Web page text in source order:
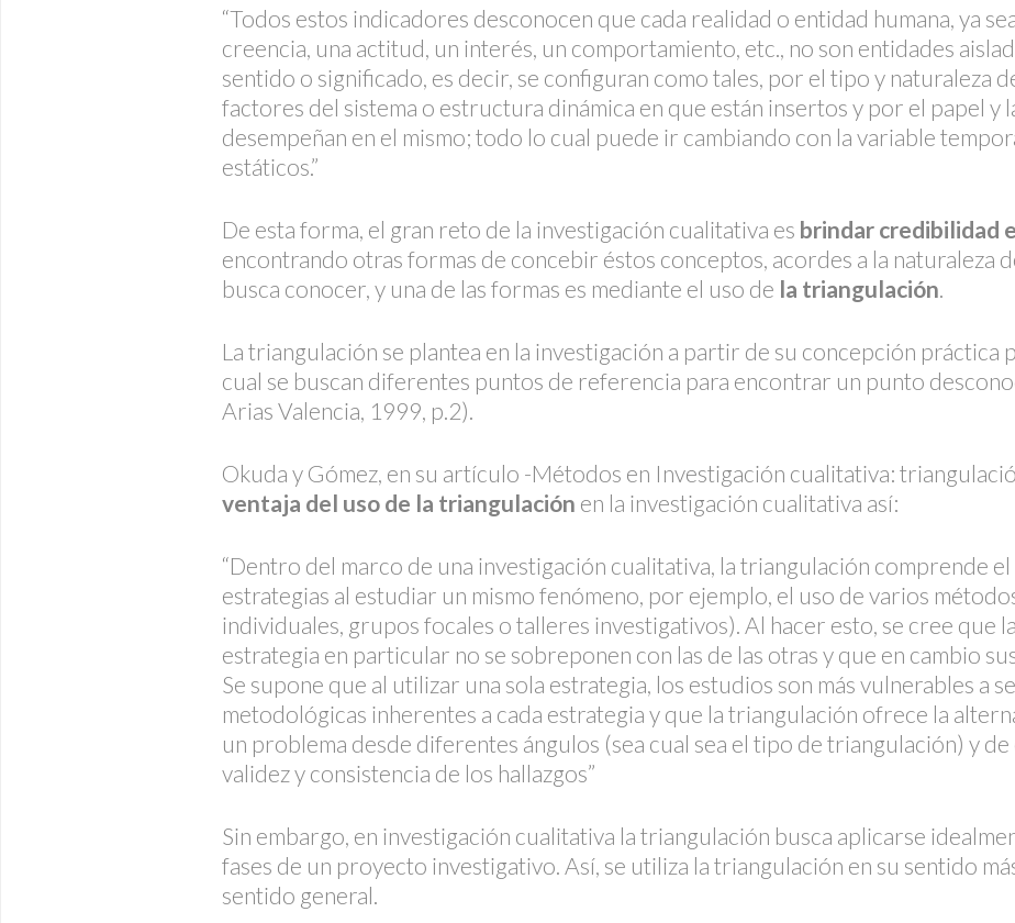
“Todos estos indicadores desconocen que cada realidad o entidad humana, ya
creencia, una actitud, un interés, un comportamiento, etc., no son entidades
sentido o significado, es decir, se configuran como tales, por el tipo y naturaleza
factores del sistema o estructura dinámica en que están insertos y por el papel y
desempeñan en el mismo; todo lo cual puede ir cambiando con la variable
estáticos.”
De esta forma, el gran reto de la investigación cualitativa es brindar credibilidad
encontrando otras formas de concebir éstos conceptos, acordes a la naturaleza
busca conocer, y una de las formas es mediante el uso de la triangulación.
La triangulación se plantea en la investigación a partir de su concepción práctica
cual se buscan diferentes puntos de referencia para encontrar un punto
Arias Valencia, 1999, p.2).
Okuda y Gómez, en su artículo -Métodos en Investigación cualitativa:
ventaja del uso de la triangulación en la investigación cualitativa así:
“Dentro del marco de una investigación cualitativa, la triangulación comprende el
estrategias al estudiar un mismo fenómeno, por ejemplo, el uso de varios
individuales, grupos focales o talleres investigativos). Al hacer esto, se cree que
estrategia en particular no se sobreponen con las de las otras y que en cambio
Se supone que al utilizar una sola estrategia, los estudios son más vulnerables a
metodológicas inherentes a cada estrategia y que la triangulación ofrece la
un problema desde diferentes ángulos (sea cual sea el tipo de triangulación) y de
validez y consistencia de los hallazgos”
Sin embargo, en investigación cualitativa la triangulación busca aplicarse
fases de un proyecto investigativo. Así, se utiliza la triangulación en su sentido
sentido general.